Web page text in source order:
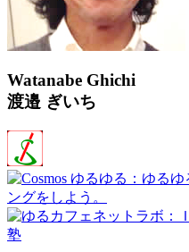
Watanabe Ghichi
渡邉 ぎいち